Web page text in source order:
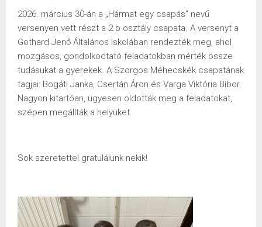
2026. március 30-án a „Hármat egy csapás” nevű
versenyen vett részt a 2.b osztály csapata. A versenyt a
Gothard Jenő Általános Iskolában rendezték meg, ahol
mozgásos, gondolkodtató feladatokban mérték össze
tudásukat a gyerekek. A Szorgos Méhecskék csapatának
tagjai: Bogáti Janka, Csertán Áron és Varga Viktória Bíbor.
Nagyon kitartóan, ügyesen oldották meg a feladatokat,
szépen megállták a helyüket.
Sok szeretettel gratulálunk nekik!